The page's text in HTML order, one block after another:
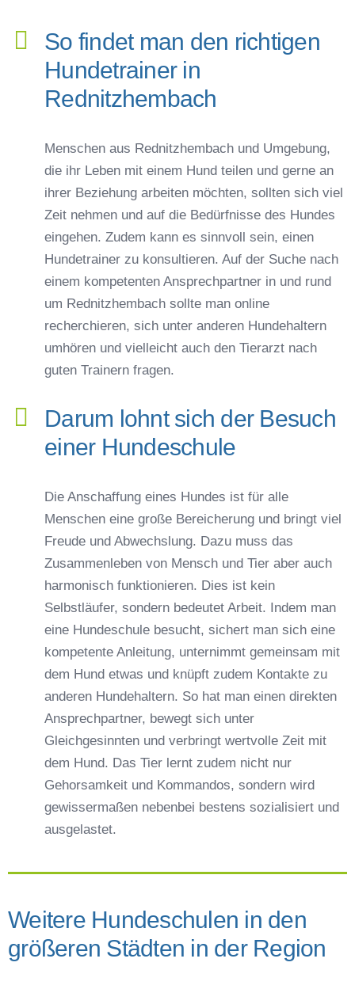
So findet man den richtigen
Hundetrainer in
Rednitzhembach
Menschen aus Rednitzhembach und Umgebung,
die ihr Leben mit einem Hund teilen und gerne an
ihrer Beziehung arbeiten möchten, sollten sich viel
Zeit nehmen und auf die Bedürfnisse des Hundes
eingehen. Zudem kann es sinnvoll sein, einen
Hundetrainer zu konsultieren. Auf der Suche nach
einem kompetenten Ansprechpartner in und rund
um Rednitzhembach sollte man online
recherchieren, sich unter anderen Hundehaltern
umhören und vielleicht auch den Tierarzt nach
guten Trainern fragen.
Darum lohnt sich der Besuch
einer Hundeschule
Die Anschaffung eines Hundes ist für alle
Menschen eine große Bereicherung und bringt viel
Freude und Abwechslung. Dazu muss das
Zusammenleben von Mensch und Tier aber auch
harmonisch funktionieren. Dies ist kein
Selbstläufer, sondern bedeutet Arbeit. Indem man
eine Hundeschule besucht, sichert man sich eine
kompetente Anleitung, unternimmt gemeinsam mit
dem Hund etwas und knüpft zudem Kontakte zu
anderen Hundehaltern. So hat man einen direkten
Ansprechpartner, bewegt sich unter
Gleichgesinnten und verbringt wertvolle Zeit mit
dem Hund. Das Tier lernt zudem nicht nur
Gehorsamkeit und Kommandos, sondern wird
gewissermaßen nebenbei bestens sozialisiert und
ausgelastet.
Weitere Hundeschulen in den
größeren Städten in der Region